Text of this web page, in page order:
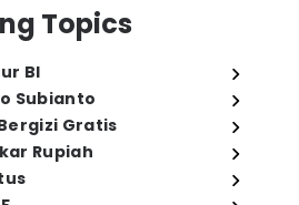
Topics
BI
Subianto
Gratis
Rupiah